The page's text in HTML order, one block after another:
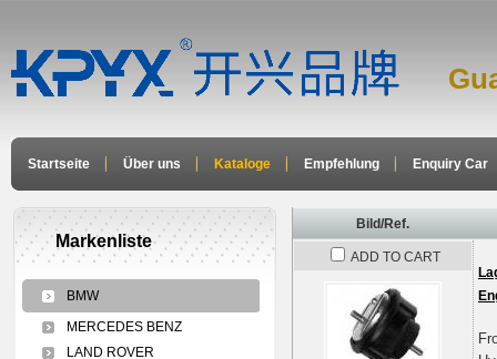
Startseite Über uns Kataloge Empfehlung Enquiry Car
Bild/Ref.
ADD TO CART
Markenliste
BMW
MERCEDES BENZ
LAND ROVER